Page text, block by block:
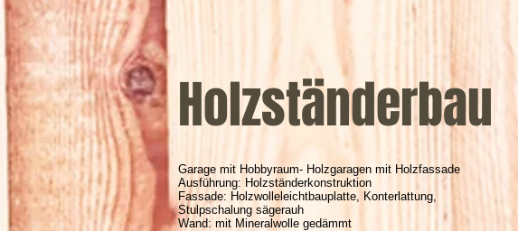
Holzständerbau
Garage mit Hobbyraum- Holzgaragen mit Holzfassade
Ausführung: Holzständerkonstruktion
Fassade: Holzwolleleichtbauplatte, Konterlattung,
Stulpschalung sägerauh
Wand: mit Mineralwolle gedämmt